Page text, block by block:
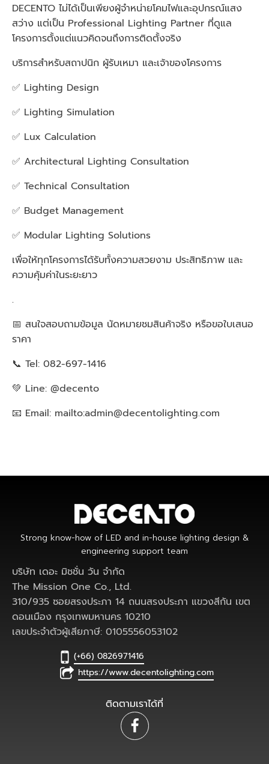
DECENTO ไม่ได้เป็นเพียงผู้จำหน่ายโคมไฟและอุปกรณ์แสง
สว่าง แต่เป็น Professional Lighting Partner ที่ดูแล
โครงการตั้งแต่แนวคิดจนถึงการติดตั้งจริง
บริการสำหรับสถาปนิก ผู้รับเหมา และเจ้าของโครงการ
✅ Lighting Design
✅ Lighting Simulation
✅ Lux Calculation
✅ Architectural Lighting Consultation
✅ Technical Consultation
✅ Budget Management
✅ Modular Lighting Solutions
เพื่อให้ทุกโครงการได้รับทั้งความสวยงาม ประสิทธิภาพ และ
ความคุ้มค่าในระยะยาว
.
📅 สนใจสอบถามข้อมูล นัดหมายชมสินค้าจริง หรือขอใบเสนอ
ราคา
📞 Tel: 082-697-1416
💚 Line: @decento
📧 Email: mailto:admin@decentolighting.com
Strong know-how of LED and in-house lighting design &
engineering support team
บริษัท เดอะ มิชชั่น วัน จำกัด
The Mission One Co., Ltd.
310/935 ซอยสรงประภา 14 ถนนสรงประภา แขวงสีกัน เขต
ดอนเมือง กรุงเทพมหานคร 10210
เลขประจำตัวผู้เสียภาษี: 0105556053102
(+66) 0826971416
https://www.decentolighting.com
ติดตามเราได้ที่